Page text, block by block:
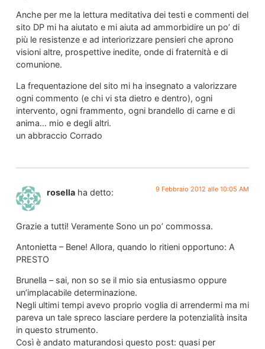
Anche per me la lettura meditativa dei testi e commenti del
sito DP mi ha aiutato e mi aiuta ad ammorbidire un po’ di
più le resistenze e ad interiorizzare pensieri che aprono
visioni altre, prospettive inedite, onde di fraternità e di
comunione.
La frequentazione del sito mi ha insegnato a valorizzare
ogni commento (e chi vi sta dietro e dentro), ogni
intervento, ogni frammento, ogni brandello di carne e di
anima… mio e degli altri.
un abbraccio Corrado
rosella ha detto: 9 Febbraio 2012 alle 10:05 AM
Grazie a tutti! Veramente Sono un po’ commossa.
Antonietta – Bene! Allora, quando lo ritieni opportuno: A
PRESTO
Brunella – sai, non so se il mio sia entusiasmo oppure
un’implacabile determinazione.
Negli ultimi tempi avevo proprio voglia di arrendermi ma mi
pareva un tale spreco lasciare perdere la potenzialità insita
in questo strumento.
Così è andato maturandosi questo post: quasi per